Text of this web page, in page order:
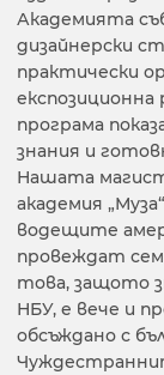
Академията
дизайнерски
практически
програма
знания и
Нашата
академия
водещите
провеждат
това, защото
НБУ, е вече и
обсъждано с